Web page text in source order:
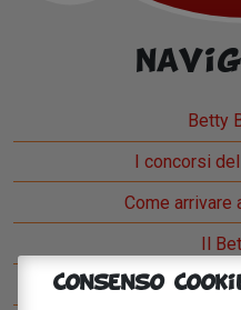
Betty
I concorsi
Come arrivare
Il
Ospiti del
Consenso